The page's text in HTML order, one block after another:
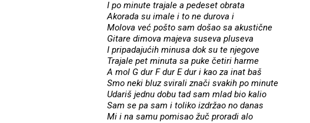
I po minute trajale a pedeset obrata
Akorada su imale i to ne durova i
Molova već pošto sam došao sa akustične
Gitare dimova majeva suseva pluseva
I pripadajućih minusa dok su te njegove
Trajale pet minuta sa puke četiri harme
A mol G dur F dur E dur i kao za inat baš
Smo neki bluz svirali znači svakih po minute
Udariš jednu dobu tad sam mlad bio kalio
Sam se pa sam i toliko izdržao no danas
Mi i na samu pomisao žuč proradi alo